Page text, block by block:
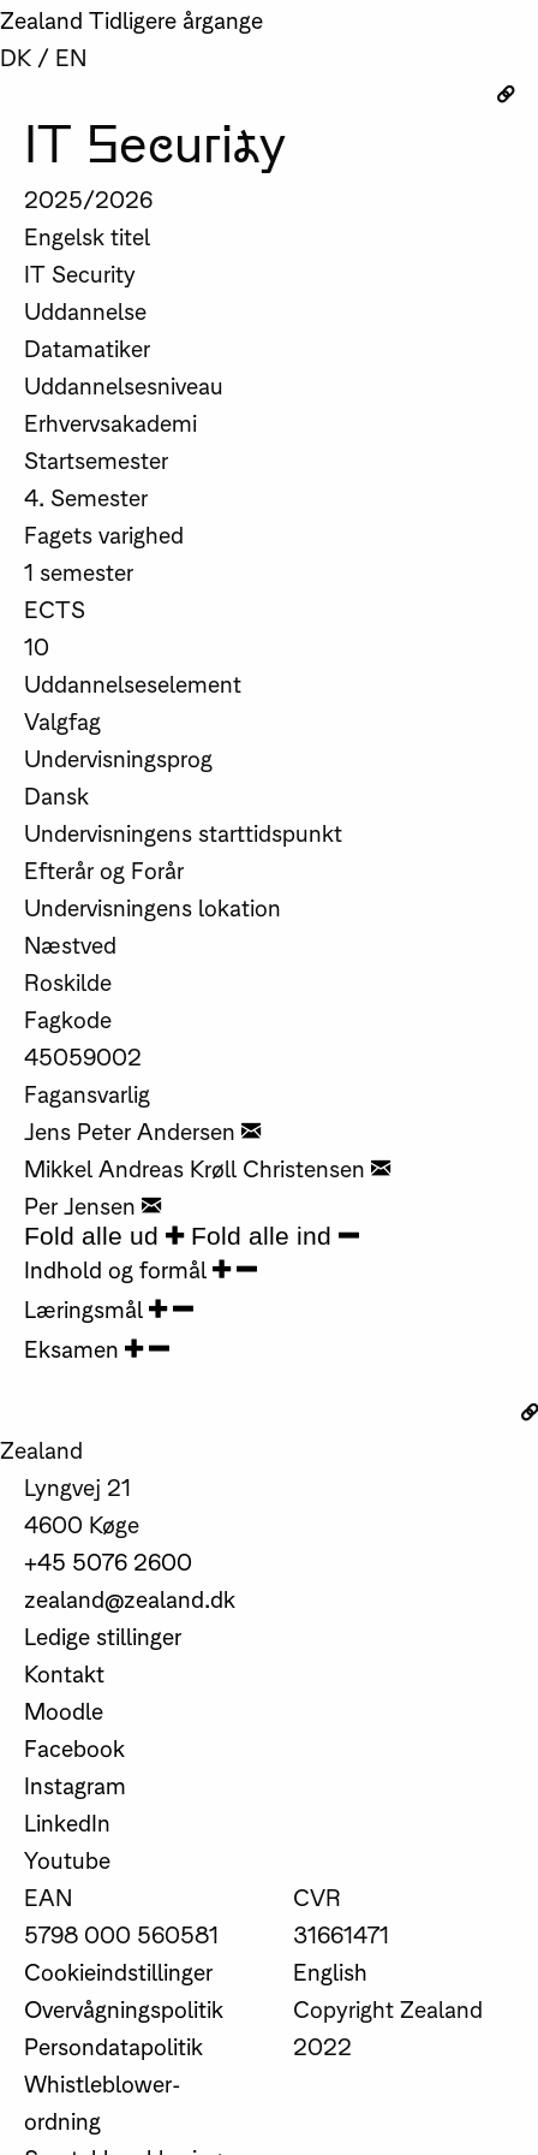
Zealand Tidligere årgange
DK / EN
IT Security
2025/2026
Engelsk titel
IT Security
Uddannelse
Datamatiker
Uddannelsesniveau
Erhvervsakademi
Startsemester
4. Semester
Fagets varighed
1 semester
ECTS
10
Uddannelseselement
Valgfag
Undervisningsprog
Dansk
Undervisningens starttidspunkt
Efterår og Forår
Undervisningens lokation
Næstved
Roskilde
Fagkode
45059002
Fagansvarlig
Jens Peter Andersen
Mikkel Andreas Krøll Christensen
Per Jensen
Fold alle ud Fold alle ind
Indhold og formål
Læringsmål
Eksamen
Zealand
Lyngvej 21
4600 Køge
+45 5076 2600
zealand@zealand.dk
Ledige stillinger
Kontakt
Moodle
Facebook
Instagram
LinkedIn
Youtube
EAN
5798 000 560581
CVR
31661471
Cookieindstillinger
Overvågningspolitik
Persondatapolitik
Whistleblower-
ordning
English
Copyright Zealand
2022